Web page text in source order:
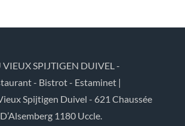
VIEUX SPIJTIGEN DUIVEL -
- Bistrot - Estaminet |
Spijtigen Duivel - 621 Chaussée
D’Alsemberg 1180 Uccle.